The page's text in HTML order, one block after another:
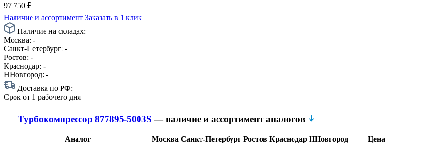
97 750 ₽
Наличие и ассортимент Заказать в 1 клик
Наличие на складах:
Москва: -
Санкт-Петербург: -
Ростов: -
Краснодар: -
ННовгород: -
Доставка по РФ:
Срок от 1 рабочего дня
Турбокомпрессор 877895-5003S — наличие и ассортимент аналогов
Аналог Москва Санкт-Петербург Ростов Краснодар ННовгород
Цена